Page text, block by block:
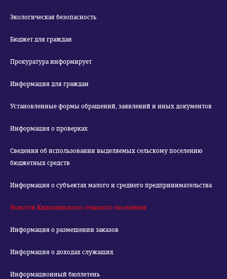
Экологическая безопасность
Бюджет для граждан
Прокуратура информирует
Информация для граждан
Установленные формы обращений, заявлений и иных документов
Информация о проверках
Сведения об использовании выделяемых сельскому поселению
бюджетных средств
Информация о субъектах малого и среднего предпринимательства
Новости Кишалинского сельского поселения
Информация о размещении заказов
Информация о доходах служащих
Информационный бюллетень